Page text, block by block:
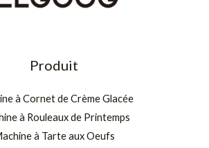
Produit
à Cornet de Crème Glacée
à Rouleaux de Printemps
à Tarte aux Oeufs